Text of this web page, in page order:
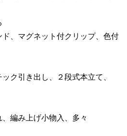
マグネット付クリップ、色付
引き出し、２段式本立て、
み上げ小物入、多々